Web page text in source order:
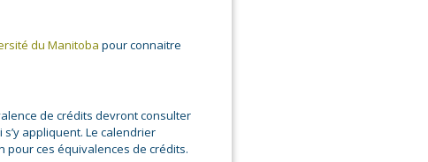
du Manitoba pour connaitre
de crédits devront consulter
s’y appliquent. Le calendrier
pour ces équivalences de crédits.